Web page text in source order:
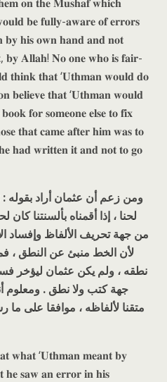
𝐛𝐞 𝐟𝐮𝐥𝐥𝐲-𝐚𝐰𝐚𝐫𝐞 𝐨𝐟 𝐞𝐫𝐫𝐨𝐫𝐬
𝐛𝐲 𝐡𝐢𝐬 𝐨𝐰𝐧 𝐡𝐚𝐧𝐝 𝐚𝐧𝐝 𝐧𝐨𝐭
𝐛𝐲 𝐀𝐥𝐥𝐚𝐡! 𝐍𝐨 𝐨𝐧𝐞 𝐰𝐡𝐨 𝐢𝐬 𝐟𝐚𝐢𝐫-
𝐭𝐡𝐢𝐧𝐤 𝐭𝐡𝐚𝐭 ‘𝐔𝐭𝐡𝐦𝐚𝐧 𝐰𝐨𝐮𝐥𝐝 𝐝𝐨
𝐛𝐞𝐥𝐢𝐞𝐯𝐞 𝐭𝐡𝐚𝐭 ‘𝐔𝐭𝐡𝐦𝐚𝐧 𝐰𝐨𝐮𝐥𝐝
𝐟𝐨𝐫 𝐬𝐨𝐦𝐞𝐨𝐧𝐞 𝐞𝐥𝐬𝐞 𝐭𝐨 𝐟𝐢𝐱
𝐭𝐡𝐚𝐭 𝐜𝐚𝐦𝐞 𝐚𝐟𝐭𝐞𝐫 𝐡𝐢𝐦 𝐰𝐚𝐬 𝐭𝐨
𝐡𝐚𝐝 𝐰𝐫𝐢𝐭𝐭𝐞𝐧 𝐢𝐭 𝐚𝐧𝐝 𝐧𝐨𝐭 𝐭𝐨 𝐠𝐨
ومن زعم أن عثمان أراد
لحنا ، إذا أقمناه بألسنتنا
من جهة تحريف الألفاظ وإفساد
لأن الخط منبئ عن النطق ،
نطقه ، ولم يكن عثمان ليؤخر
جهة كتب ولا نطق . ومعلوم
متقنا لألفاظه ، موافقا على
𝐰𝐡𝐚𝐭 ‘𝐔𝐭𝐡𝐦𝐚𝐧 𝐦𝐞𝐚𝐧𝐭 𝐛𝐲
𝐡𝐞 𝐬𝐚𝐰 𝐚𝐧 𝐞𝐫𝐫𝐨𝐫 𝐢𝐧 𝐡𝐢𝐬